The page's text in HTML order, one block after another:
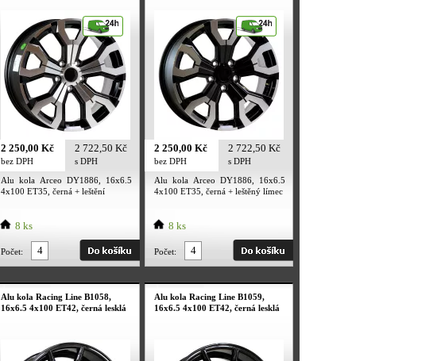
2 250,00 Kč
bez DPH
2 722,50 Kč
s DPH
Alu kola Arceo DY1886, 16x6.5
4x100 ET35, černá + leštění
8 ks
Počet:
2 250,00 Kč
bez DPH
2 722,50 Kč
s DPH
Alu kola Arceo DY1886, 16x6.5
4x100 ET35, černá + leštěný límec
8 ks
Počet:
Alu kola Racing Line B1058,
16x6.5 4x100 ET42, černá lesklá
Alu kola Racing Line B1059,
16x6.5 4x100 ET42, černá lesklá